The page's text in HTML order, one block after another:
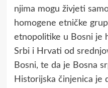
njima mogu živjeti
homogene etničke
etnopolitike u Bosni je
Srbi i Hrvati od
Bosni, te da je Bosna
Historijska činjenica je